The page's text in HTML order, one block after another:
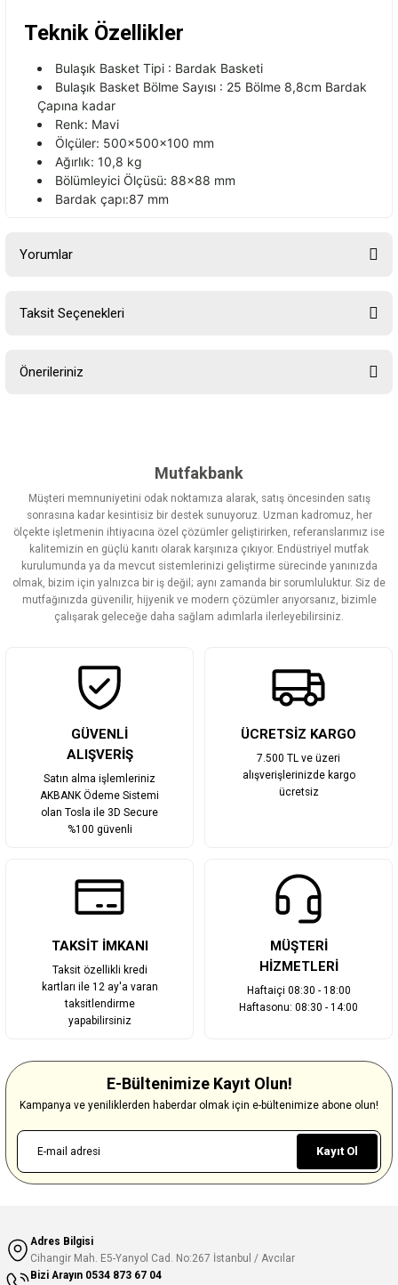
Teknik Özellikler
Bulaşık Basket Tipi : Bardak Basketi
Bulaşık Basket Bölme Sayısı : 25 Bölme 8,8cm Bardak
Çapına kadar
Renk: Mavi
Ölçüler: 500x500x100 mm
Ağırlık: 10,8 kg
Bölümleyici Ölçüsü: 88x88 mm
Bardak çapı:87 mm
Yorumlar
Taksit Seçenekleri
Önerileriniz
Görüş ve önerileriniz için teşekkür ederiz.
Ürün resmi kalitesiz, bozuk veya görüntülenemiyor.
Ürün açıklamasında eksik bilgiler bulunuyor.
Ürün bilgilerinde hatalar bulunuyor.
Ürün fiyatı diğer sitelerden daha pahalı.
Bu ürüne benzer farklı alternatifler olmalı.
Mutfakbank
Müşteri memnuniyetini odak noktamıza alarak, satış öncesinden satış
sonrasına kadar kesintisiz bir destek sunuyoruz. Uzman kadromuz, her
ölçekte işletmenin ihtiyacına özel çözümler geliştirirken, referanslarımız ise
kalitemizin en güçlü kanıtı olarak karşınıza çıkıyor. Endüstriyel mutfak
kurulumunda ya da mevcut sistemlerinizi geliştirme sürecinde yanınızda
olmak, bizim için yalnızca bir iş değil; aynı zamanda bir sorumluluktur. Siz de
mutfağınızda güvenilir, hijyenik ve modern çözümler arıyorsanız, bizimle
çalışarak geleceğe daha sağlam adımlarla ilerleyebilirsiniz.
GÜVENLİ
ALIŞVERİŞ
Satın alma işlemleriniz
AKBANK Ödeme Sistemi
olan Tosla ile 3D Secure
%100 güvenli
ÜCRETSİZ KARGO
7.500 TL ve üzeri
alışverişlerinizde kargo
ücretsiz
TAKSİT İMKANI
Taksit özellikli kredi
kartları ile 12 ay'a varan
taksitlendirme
yapabilirsiniz
MÜŞTERİ
HİZMETLERİ
Haftaiçi 08:30 - 18:00
Haftasonu: 08:30 - 14:00
E-Bültenimize Kayıt Olun!
Kampanya ve yeniliklerden haberdar olmak için e-bültenimize abone olun!
Kayıt Ol
Adres Bilgisi
Cihangir Mah. E5-Yanyol Cad. No:267 İstanbul / Avcılar
Bizi Arayın 0534 873 67 04